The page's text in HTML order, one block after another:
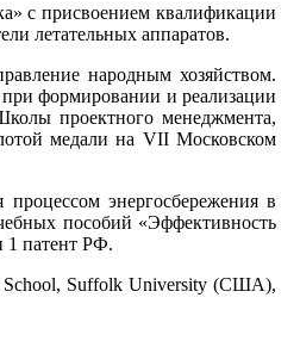
с присвоением квалификации
летательных аппаратов.
народным хозяйством.
формировании и реализации
проектного менеджмента,
медали на VII Московском
энергосбережения в
пособий «Эффективность
1 патент РФ.
School, Suffolk University (США),